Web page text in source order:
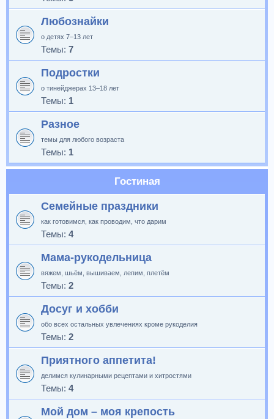
Любознайки
о детях 7–13 лет
Темы: 7
Подростки
о тинейджерах 13–18 лет
Темы: 1
Разное
темы для любого возраста
Темы: 1
Гостиная
Семейные праздники
как готовимся, как проводим, что дарим
Темы: 4
Мама-рукодельница
вяжем, шьём, вышиваем, лепим, плетём
Темы: 2
Досуг и хобби
обо всех остальных увлечениях кроме рукоделия
Темы: 2
Приятного аппетита!
делимся кулинарными рецептами и хитростями
Темы: 4
Мой дом – моя крепость